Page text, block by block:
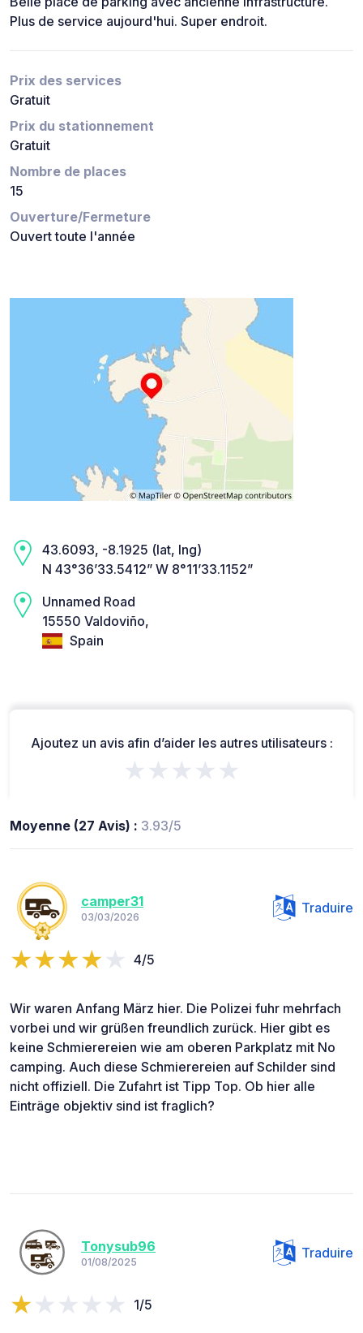
Plus de service aujourd'hui. Super endroit.
Prix des services
Gratuit
Prix du stationnement
Gratuit
Nombre de places
15
Ouverture/Fermeture
Ouvert toute l'année
43.6093, -8.1925 (lat, lng)
N 43°36’33.5412” W 8°11’33.1152”
Unnamed Road
15550 Valdoviño,
Spain
Ajoutez un avis afin d’aider les autres utilisateurs :
★★★★★
Moyenne (27 Avis) : 3.93/5
camper31
03/03/2026
Traduire
4/5
Wir waren Anfang März hier. Die Polizei fuhr mehrfach
vorbei und wir grüßen freundlich zurück. Hier gibt es
keine Schmierereien wie am oberen Parkplatz mit No
camping. Auch diese Schmierereien auf Schilder sind
nicht offiziell. Die Zufahrt ist Tipp Top. Ob hier alle
Einträge objektiv sind ist fraglich?
Tonysub96
01/08/2025
Traduire
1/5